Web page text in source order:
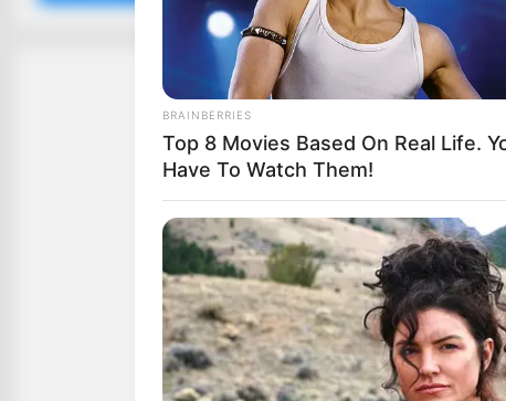
Αγαπητοί
μπορούμε να
Υποστήριξέ
“DONATE”
BRAINBERRIES
Top 8 Movies Based On Real Life.
Have To Watch Them!